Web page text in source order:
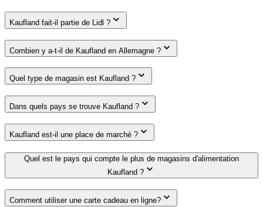
Kaufland fait-il partie de Lidl ?
Combien y a-t-il de Kaufland en Allemagne ?
Quel type de magasin est Kaufland ?
Dans quels pays se trouve Kaufland ?
Kaufland est-il une place de marché ?
Quel est le pays qui compte le plus de magasins d'alimentation
Kaufland ?
Comment utiliser une carte cadeau en ligne?